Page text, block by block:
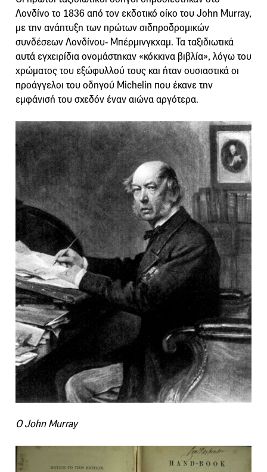
Λονδίνο το 1836 από τον εκδοτικό οίκο του John Murray,
με την ανάπτυξη των πρώτων σιδηροδρομικών
συνδέσεων Λονδίνου- Μπέρμινγκχαμ. Τα ταξιδιωτικά
αυτά εγχειρίδια ονομάστηκαν «κόκκινα βιβλία», λόγω του
χρώματος του εξώφυλλού τους και ήταν ουσιαστικά οι
προάγγελοι του οδηγού Michelin που έκανε την
εμφάνισή του σχεδόν έναν αιώνα αργότερα.
O John Murray